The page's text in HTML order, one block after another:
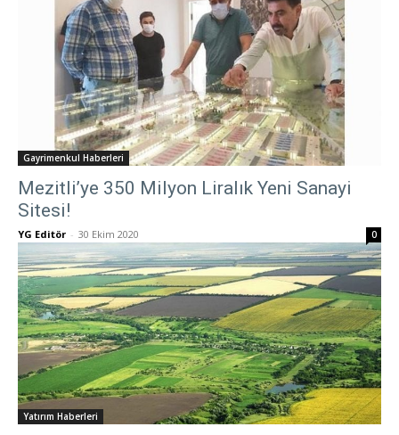
Gayrimenkul Haberleri
Mezitli’ye 350 Milyon Liralık Yeni Sanayi
Sitesi!
YG Editör - 30 Ekim 2020 0
Yatırım Haberleri